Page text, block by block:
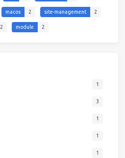
macos 2 site-management 2
2 module 2
1
3
1
1
1